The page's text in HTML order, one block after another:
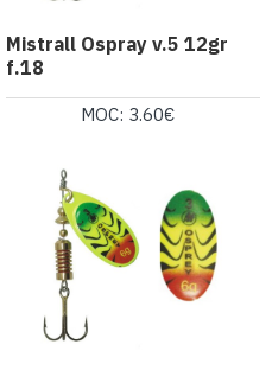
Mistrall Ospray v.5 12gr
f.18
MOC: 3.60€